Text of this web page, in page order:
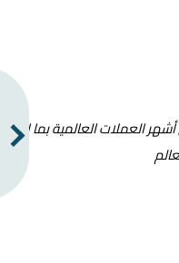
العملات العالمية بما انه